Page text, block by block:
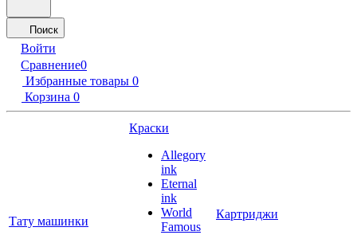
Поиск
Войти
Сравнение0
Избранные товары 0
Корзина 0
Тату машинки
Краски
Allegory
ink
Eternal
ink
World
Famous
Картриджи